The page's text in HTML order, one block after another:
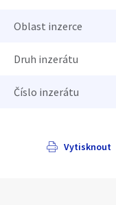
Oblast inzerce
Druh inzerátu
Číslo inzerátu
Vytisknout